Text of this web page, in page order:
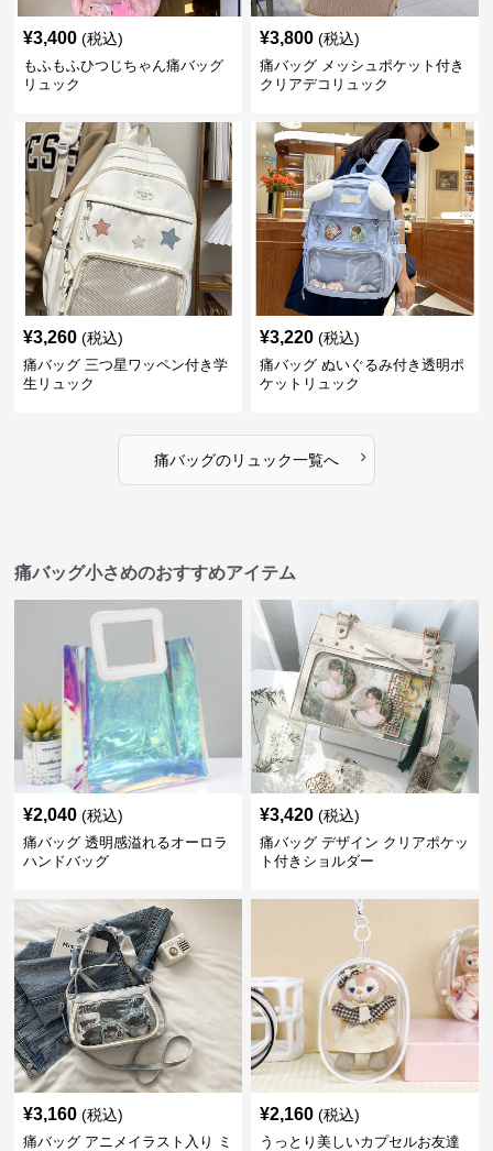
¥3,400 (税込)
もふもふひつじちゃん痛バッグ
リュック
¥3,800 (税込)
痛バッグ メッシュポケット付き
クリアデコリュック
¥3,260 (税込)
痛バッグ 三つ星ワッペン付き学
生リュック
¥3,220 (税込)
痛バッグ ぬいぐるみ付き透明ポ
ケットリュック
痛バッグのリュック一覧へ ›
痛バッグ小さめのおすすめアイテム
¥2,040 (税込)
痛バッグ 透明感溢れるオーロラ
ハンドバッグ
¥3,420 (税込)
痛バッグ デザイン クリアポケッ
ト付きショルダー
¥3,160 (税込)
痛バッグ アニメイラスト入り ミ
¥2,160 (税込)
うっとり美しいカプセルお友達